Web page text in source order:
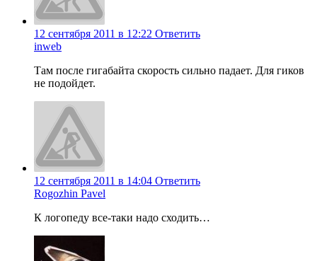
12 сентября 2011 в 12:22 Ответить
inweb
Там после гигабайта скорость сильно падает. Для гиков
не подойдет.
12 сентября 2011 в 14:04 Ответить
Rogozhin Pavel
К логопеду все-таки надо сходить…